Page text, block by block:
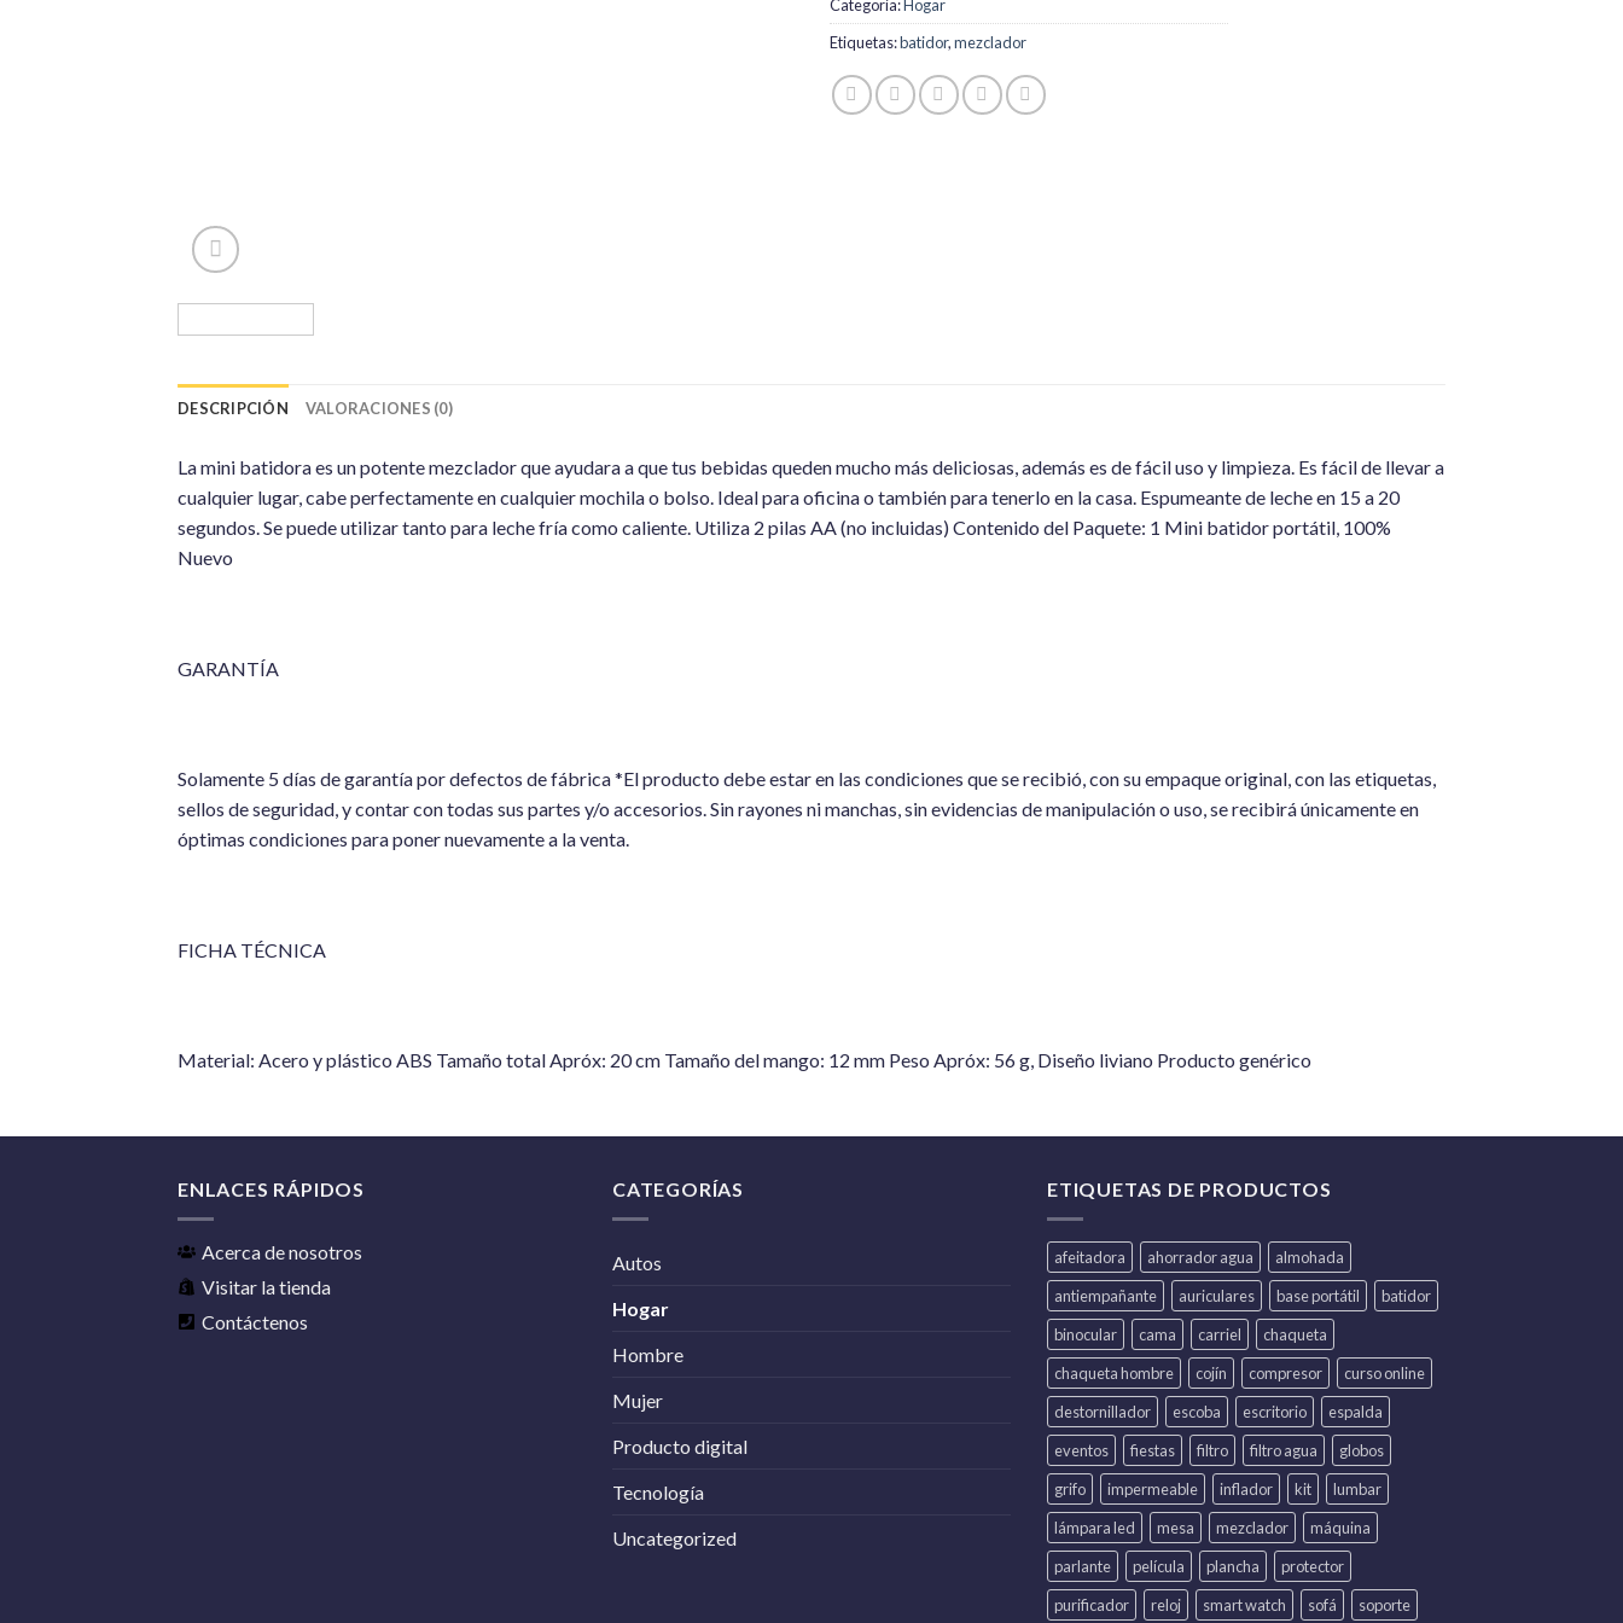
Categoría:Hogar
Etiquetas:batidor,mezclador
DESCRIPCIÓN VALORACIONES (0)
La mini batidora es un potente mezclador que ayudara a que tus bebidas queden mucho más deliciosas, además es de fácil uso y limpieza. Es fácil de llevar a
cualquier lugar, cabe perfectamente en cualquier mochila o bolso. Ideal para oficina o también para tenerlo en la casa. Espumeante de leche en 15 a 20
segundos. Se puede utilizar tanto para leche fría como caliente. Utiliza 2 pilas AA (no incluidas) Contenido del Paquete: 1 Mini batidor portátil, 100%
Nuevo
GARANTÍA
Solamente 5 días de garantía por defectos de fábrica *El producto debe estar en las condiciones que se recibió, con su empaque original, con las etiquetas,
sellos de seguridad, y contar con todas sus partes y/o accesorios. Sin rayones ni manchas, sin evidencias de manipulación o uso, se recibirá únicamente en
óptimas condiciones para poner nuevamente a la venta.
FICHA TÉCNICA
Material: Acero y plástico ABS Tamaño total Apróx: 20 cm Tamaño del mango: 12 mm Peso Apróx: 56 g, Diseño liviano Producto genérico
ENLACES RÁPIDOS
Acerca de nosotros
Visitar la tienda
Contáctenos
CATEGORÍAS
Autos
Hogar
Hombre
Mujer
Producto digital
Tecnología
Uncategorized
ETIQUETAS DE PRODUCTOS
afeitadora ahorrador agua
almohada
antiempañante
auriculares base portátil
batidor
binocular
cama carriel
chaqueta
chaqueta hombre
cojín compresor
curso online
destornillador
escoba escritorio
espalda
eventos
fiestas filtro filtro agua
globos
grifo
impermeable inflador kit
lumbar
lámpara led
mesa mezclador
máquina
parlante
película plancha
protector
purificador
reloj smart watch sofá soporte